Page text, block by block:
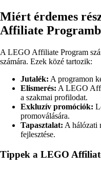
Miért érdemes
Affiliate
A LEGO Affiliate Program
számára. Ezek közé tartozik:
Jutalék: A programon
Elismerés: A LEGO
a szakmai profilodat.
Exkluzív promóciók:
promoválására.
Tapasztalat: A hálózati
fejlesztése.
Tippek a LEGO